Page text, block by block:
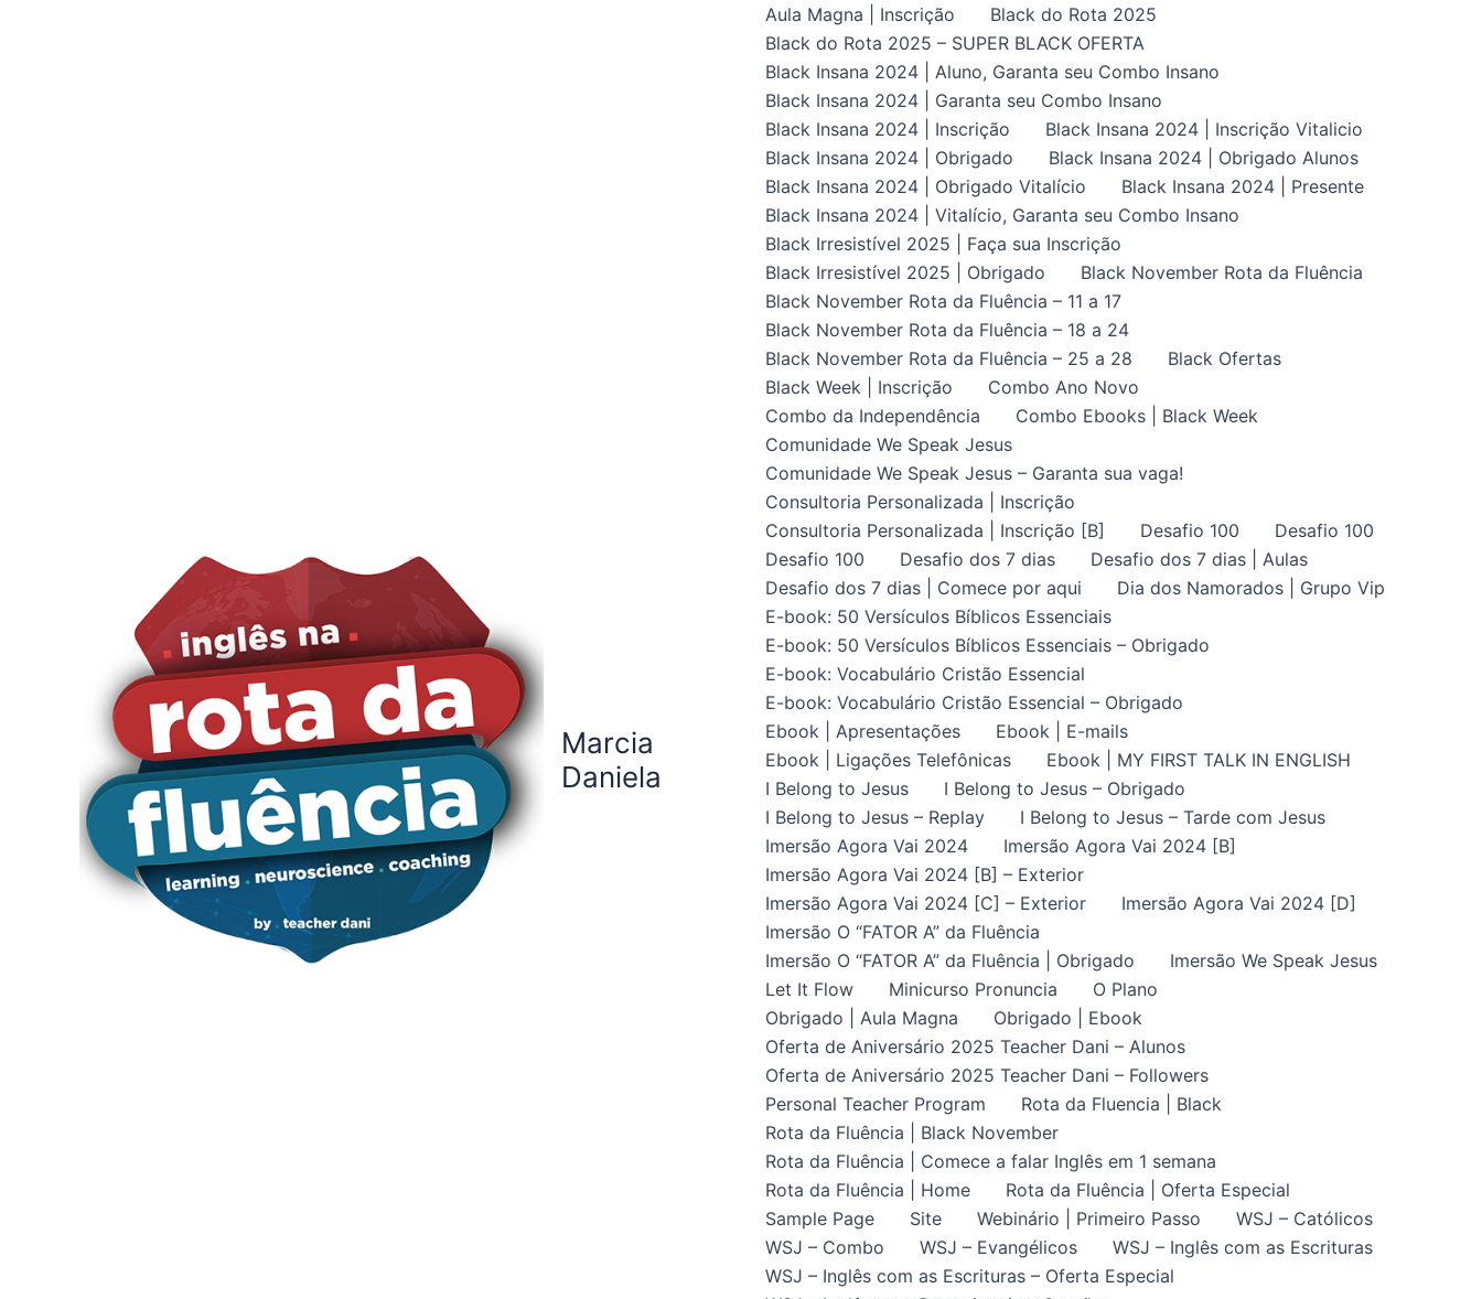
Marcia
Daniela
Aula Magna | Inscrição
Black do Rota 2025
Black do Rota 2025 – SUPER BLACK OFERTA
Black Insana 2024 | Aluno, Garanta seu Combo Insano
Black Insana 2024 | Garanta seu Combo Insano
Black Insana 2024 | Inscrição
Black Insana 2024 | Inscrição Vitalicio
Black Insana 2024 | Obrigado
Black Insana 2024 | Obrigado Alunos
Black Insana 2024 | Obrigado Vitalício
Black Insana 2024 | Presente
Black Insana 2024 | Vitalício, Garanta seu Combo Insano
Black Irresistível 2025 | Faça sua Inscrição
Black Irresistível 2025 | Obrigado
Black November Rota da Fluência
Black November Rota da Fluência – 11 a 17
Black November Rota da Fluência – 18 a 24
Black November Rota da Fluência – 25 a 28
Black Ofertas
Black Week | Inscrição
Combo Ano Novo
Combo da Independência
Combo Ebooks | Black Week
Comunidade We Speak Jesus
Comunidade We Speak Jesus – Garanta sua vaga!
Consultoria Personalizada | Inscrição
Consultoria Personalizada | Inscrição [B]
Desafio 100
Desafio 100
Desafio 100
Desafio dos 7 dias
Desafio dos 7 dias | Aulas
Desafio dos 7 dias | Comece por aqui
Dia dos Namorados | Grupo Vip
E-book: 50 Versículos Bíblicos Essenciais
E-book: 50 Versículos Bíblicos Essenciais – Obrigado
E-book: Vocabulário Cristão Essencial
E-book: Vocabulário Cristão Essencial – Obrigado
Ebook | Apresentações
Ebook | E-mails
Ebook | Ligações Telefônicas
Ebook | MY FIRST TALK IN ENGLISH
I Belong to Jesus
I Belong to Jesus – Obrigado
I Belong to Jesus – Replay
I Belong to Jesus – Tarde com Jesus
Imersão Agora Vai 2024
Imersão Agora Vai 2024 [B]
Imersão Agora Vai 2024 [B] – Exterior
Imersão Agora Vai 2024 [C] – Exterior
Imersão Agora Vai 2024 [D]
Imersão O “FATOR A” da Fluência
Imersão O “FATOR A” da Fluência | Obrigado
Imersão We Speak Jesus
Let It Flow
Minicurso Pronuncia
O Plano
Obrigado | Aula Magna
Obrigado | Ebook
Oferta de Aniversário 2025 Teacher Dani – Alunos
Oferta de Aniversário 2025 Teacher Dani – Followers
Personal Teacher Program
Rota da Fluencia | Black
Rota da Fluência | Black November
Rota da Fluência | Comece a falar Inglês em 1 semana
Rota da Fluência | Home
Rota da Fluência | Oferta Especial
Sample Page
Site Webinário | Primeiro Passo
WSJ – Católicos
WSJ – Combo
WSJ – Evangélicos
WSJ – Inglês com as Escrituras
WSJ – Inglês com as Escrituras – Oferta Especial